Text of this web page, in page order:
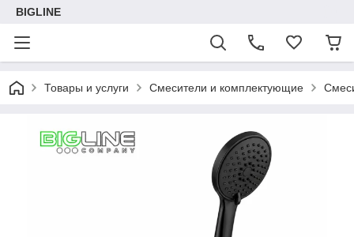
BIGLINE
Товары и услуги Смесители и комплектующие